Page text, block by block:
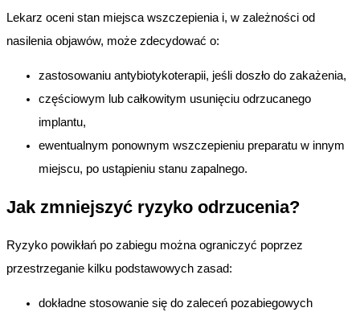
Lekarz oceni stan miejsca wszczepienia i, w zależności od
nasilenia objawów, może zdecydować o:
zastosowaniu antybiotykoterapii, jeśli doszło do zakażenia,
częściowym lub całkowitym usunięciu odrzucanego
implantu,
ewentualnym ponownym wszczepieniu preparatu w innym
miejscu, po ustąpieniu stanu zapalnego.
Jak zmniejszyć ryzyko odrzucenia?
Ryzyko powikłań po zabiegu można ograniczyć poprzez
przestrzeganie kilku podstawowych zasad:
dokładne stosowanie się do zaleceń pozabiegowych